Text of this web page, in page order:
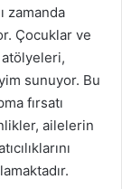
zamanda
Çocuklar ve
sunuyor. Bu
fırsatı
ailelerin